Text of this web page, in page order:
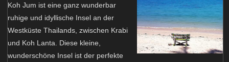
Koh Jum ist eine ganz wunderbar
ruhige und idyllische Insel an der
Westküste Thailands, zwischen Krabi
und Koh Lanta. Diese kleine,
wunderschöne Insel ist der perfekte